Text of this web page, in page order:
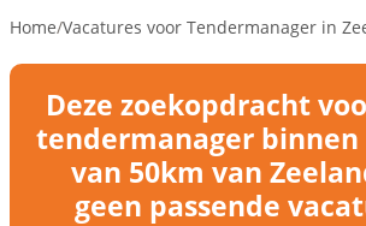
Home/Vacatures voor Tendermanager in
Deze zoekopdracht
tendermanager binnen
van 50km van
geen passende